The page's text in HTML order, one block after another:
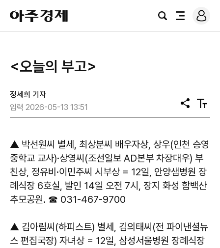
아
주
경
검
전
로
그
<오늘의 부고>
정세희 기자
입력 2026-05-13 13:51
공
유
텍
스
기
▲ 박선원씨 별세, 최상분씨 배우자상, 상우(인천 승영
중학교 교사)·상영씨(조선일보 AD본부 차장대우) 부
친상, 정유비·이민주씨 시부상 = 12일, 안양샘병원 장
례식장 6호실, 발인 14일 오전 7시, 장지 화성 함백산
추모공원. ☎ 031-467-9700
▲ 김아림씨(하피스트) 별세, 김의태씨(전 파이낸셜뉴
스 편집국장) 자녀상 = 12일, 삼성서울병원 장례식장